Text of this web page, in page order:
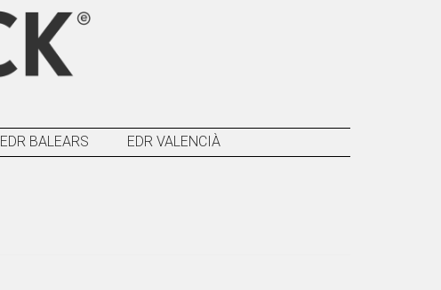
EDR BALEARS EDR VALENCIÀ